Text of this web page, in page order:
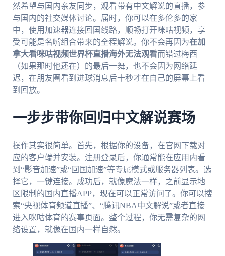
然希望与国内亲友同步，观看带有中文解说的直播，参
与国内的社交媒体讨论。届时，你可以在多伦多的家
中，使用加速器连接回国线路，顺畅打开咪咕视频，享
受可能是名嘴组合带来的全程解说。你不会再因为在加
拿大看咪咕视频世界杯直播海外无法观看而错过梅西
（如果那时他还在）的最后一舞，也不会因为网络延
迟，在朋友圈看到进球消息后十秒才在自己的屏幕上看
到回放。
一步步带你回归中文解说赛场
操作其实很简单。首先，根据你的设备，在官网下载对
应的客户端并安装。注册登录后，你通常能在应用内看
到“影音加速”或“回国加速”等专属模式或服务器列表。选
择它，一键连接。成功后，就像魔法一样，之前显示地
区限制的国内直播APP，现在可以正常访问了。你可以搜
索“央视体育频道直播”、“腾讯NBA中文解说”或者直接
进入咪咕体育的赛事页面。整个过程，你无需复杂的网
络设置，就像在国内一样自然。